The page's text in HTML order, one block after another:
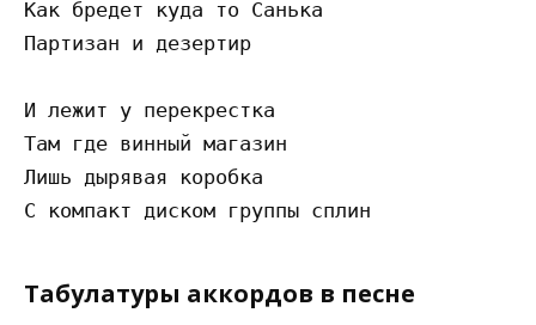
Как бредет куда то Санька
Партизан и дезертир
И лежит у перекрестка
Там где винный магазин
Лишь дырявая коробка
Табулатуры аккордов в песне